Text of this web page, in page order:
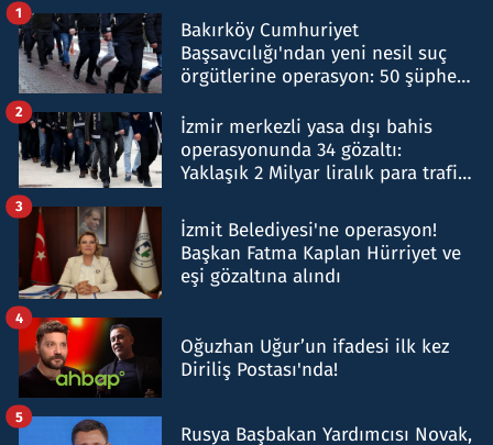
Bakırköy Cumhuriyet
Başsavcılığı'ndan yeni nesil suç
örgütlerine operasyon: 50 şüpheli
1
İzmir merkezli yasa dışı bahis
operasyonunda 34 gözaltı:
Yaklaşık 2 Milyar liralık para trafiği
2
İzmit Belediyesi'ne operasyon!
Başkan Fatma Kaplan Hürriyet ve
eşi gözaltına alındı
3
Oğuzhan Uğur’un ifadesi ilk kez
Diriliş Postası'nda!
4
Rusya Başbakan Yardımcısı Novak,
5